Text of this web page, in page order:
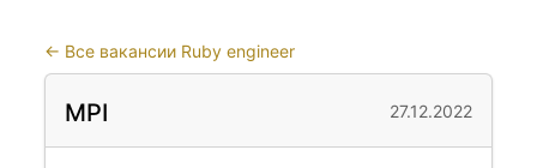
← Все вакансии Ruby engineer
MPI 27.12.2022